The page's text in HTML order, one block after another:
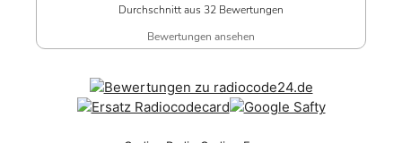
Durchschnitt aus 32 Bewertungen
Bewertungen ansehen